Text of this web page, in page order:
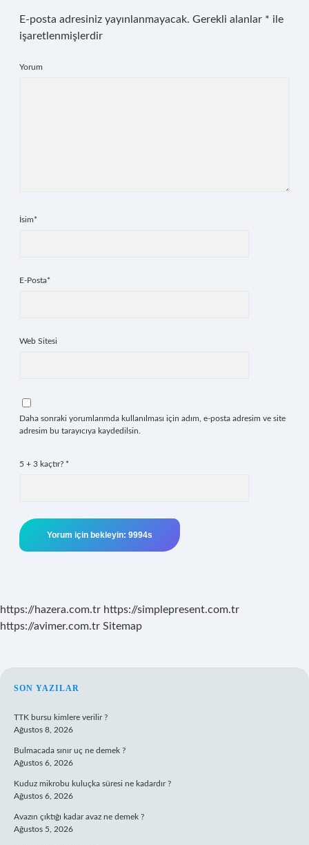
E-posta adresiniz yayınlanmayacak. Gerekli alanlar * ile
işaretlenmişlerdir
Yorum
İsim*
E-Posta*
Web Sitesi
Daha sonraki yorumlarımda kullanılması için adım, e-posta adresim ve site
adresim bu tarayıcıya kaydedilsin.
5 + 3 kaçtır? *
https://hazera.com.tr https://simplepresent.com.tr
https://avimer.com.tr Sitemap
SIDEBAR
SON YAZILAR
TTK bursu kimlere verilir ?
Ağustos 8, 2026
Bulmacada sınır uç ne demek ?
Ağustos 6, 2026
Kuduz mikrobu kuluçka süresi ne kadardır ?
Ağustos 6, 2026
Avazın çıktığı kadar avaz ne demek ?
Ağustos 5, 2026